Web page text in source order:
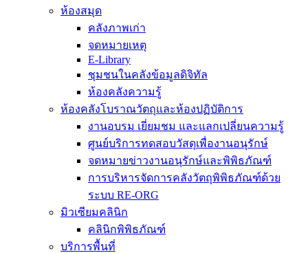
ห้องสมุด
คลังภาพเก่า
จดหมายเหตุ
E-Library
ชุมชนในคลังข้อมูลดิจิทัล
ห้องคลังความรู้
ห้องคลังโบราณวัตถุและห้องปฏิบัติการ
งานอบรม เยี่ยมชม และแลกเปลี่ยนความรู้
ศูนย์บริการทดสอบวัสดุเพื่องานอนุรักษ์
จดหมายข่าวงานอนุรักษ์และพิพิธภัณฑ์
การบริหารจัดการคลังวัตถุพิพิธภัณฑ์ด้วย
ระบบ RE-ORG
มิวเซียมคลินิก
คลินิกพิพิธภัณฑ์
บริการพื้นที่